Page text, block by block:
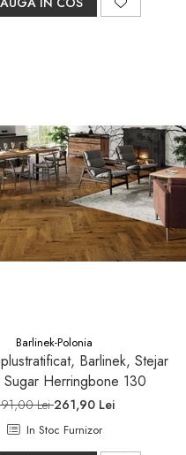
Barlinek-Polonia
Barlinek, Stejar
Sugar Herringbone 130
Lei261,90 Lei
In Stoc Furnizor